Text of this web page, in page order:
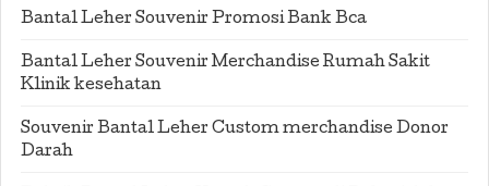
Bantal Leher Souvenir Promosi Bank Bca
Bantal Leher Souvenir Merchandise Rumah Sakit
Klinik kesehatan
Souvenir Bantal Leher Custom merchandise Donor
Darah